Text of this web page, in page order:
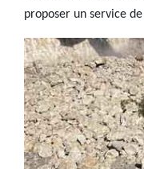
proposer un service